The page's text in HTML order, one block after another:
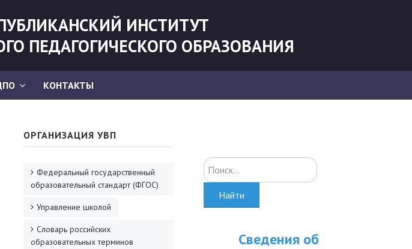
ИНСТИТУТ
ПЕДАГОГИЧЕСКОГО ОБРАЗОВАНИЯ
КОНТАКТЫ
ОРГАНИЗАЦИЯ УВП
Федеральный государственный
образовательный стандарт (ФГОС)
Управление школой
Словарь российских
образовательных терминов
Искать...
Найти
Сведения об